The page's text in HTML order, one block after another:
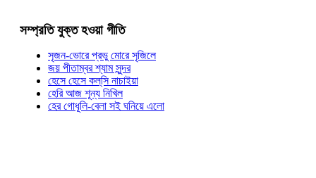
সম্প্রতি যুক্ত হওয়া গীতি
সৃজন-ভোরে প্রভু মোরে সৃজিলে
জয় পীতাম্বর শ্যাম সুন্দর
হেসে হেসে কল্‌সি নাচাইয়া
হেরি আজ শূন্য নিখিল
হের গোধূলি-বেলা সই ঘনিয়ে এলো